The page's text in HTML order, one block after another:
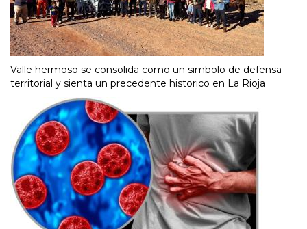
Valle hermoso se consolida como un simbolo de defensa
territorial y sienta un precedente historico en La Rioja